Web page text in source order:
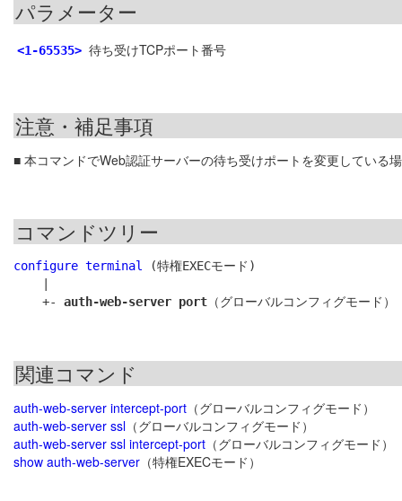
パラメーター
<1-65535> 待ち受けTCPポート番号
注意・補足事項
■ 本コマンドでWeb認証サーバーの待ち受けポートを変更している
コマンドツリー
configure terminal
(特権EXECモード)
    +-
auth-web-server port
関連コマンド
auth-web-server intercept-port （グローバルコンフィグモード）
auth-web-server ssl （グローバルコンフィグモード）
auth-web-server ssl intercept-port （グローバルコンフィグモード）
show auth-web-server （特権EXECモード）